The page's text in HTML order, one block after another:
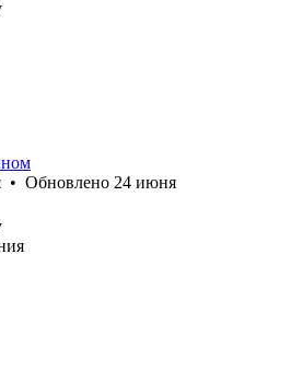
• Обновлено 24 июня